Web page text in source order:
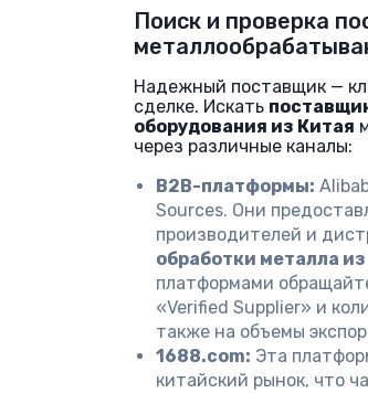
Поиск и проверка
Надежный поставщик —
сделке. Искать
оборудования из Китая
через различные каналы:
B2B-платформы:
Sources. Они
производителей и
обработки металла
платформами
«Verified Supplier» и
также на объемы
1688.com: Эта
китайский рынок, что